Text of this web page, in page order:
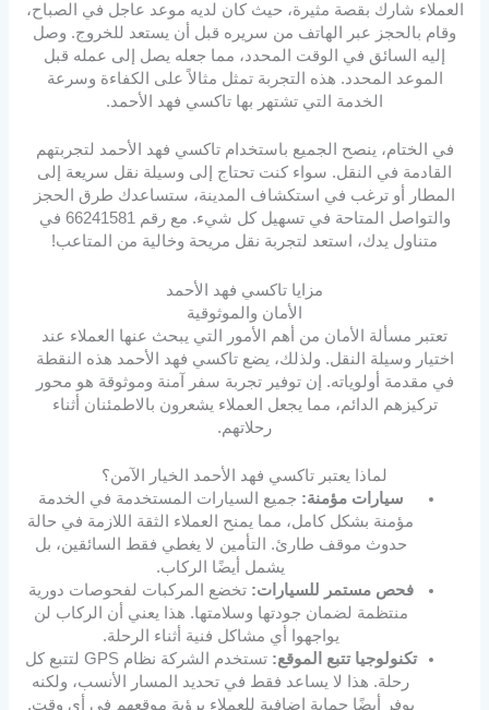
العملاء شارك بقصة مثيرة، حيث كان لديه موعد عاجل في الصباح،
وقام بالحجز عبر الهاتف من سريره قبل أن يستعد للخروج. وصل
إليه السائق في الوقت المحدد، مما جعله يصل إلى عمله قبل
الموعد المحدد. هذه التجربة تمثل مثالاً على الكفاءة وسرعة
الخدمة التي تشتهر بها تاكسي فهد الأحمد.
في الختام، ينصح الجميع باستخدام تاكسي فهد الأحمد لتجربتهم
القادمة في النقل. سواء كنت تحتاج إلى وسيلة نقل سريعة إلى
المطار أو ترغب في استكشاف المدينة، ستساعدك طرق الحجز
والتواصل المتاحة في تسهيل كل شيء. مع رقم 66241581 في
متناول يدك، استعد لتجربة نقل مريحة وخالية من المتاعب!
مزايا تاكسي فهد الأحمد
الأمان والموثوقية
تعتبر مسألة الأمان من أهم الأمور التي يبحث عنها العملاء عند
اختيار وسيلة النقل. ولذلك، يضع تاكسي فهد الأحمد هذه النقطة
في مقدمة أولوياته. إن توفير تجربة سفر آمنة وموثوقة هو محور
تركيزهم الدائم، مما يجعل العملاء يشعرون بالاطمئنان أثناء
رحلاتهم.
لماذا يعتبر تاكسي فهد الأحمد الخيار الآمن؟
سيارات مؤمنة: جميع السيارات المستخدمة في الخدمة
مؤمنة بشكل كامل، مما يمنح العملاء الثقة اللازمة في حالة
حدوث موقف طارئ. التأمين لا يغطي فقط السائقين، بل
يشمل أيضًا الركاب.
فحص مستمر للسيارات: تخضع المركبات لفحوصات دورية
منتظمة لضمان جودتها وسلامتها. هذا يعني أن الركاب لن
يواجهوا أي مشاكل فنية أثناء الرحلة.
تكنولوجيا تتبع الموقع:
تستخدم الشركة نظام GPS لتتبع كل
رحلة. هذا لا يساعد فقط في تحديد المسار الأنسب، ولكنه
يوفر أيضًا حماية إضافية للعملاء برؤية موقعهم في أي وقت.